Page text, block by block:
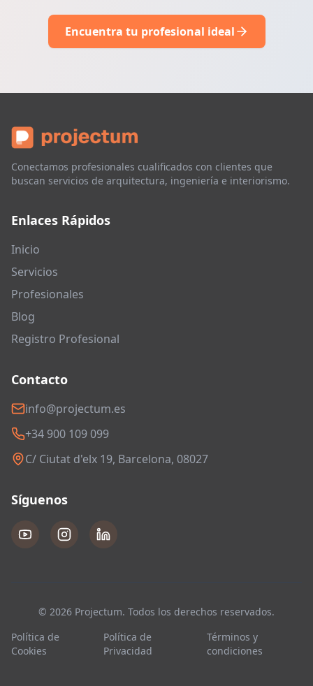
Encuentra tu profesional ideal
Conectamos profesionales cualificados con clientes que
buscan servicios de arquitectura, ingeniería e interiorismo.
Enlaces Rápidos
Inicio
Servicios
Profesionales
Blog
Registro Profesional
Contacto
info@projectum.es
+34 900 109 099
C/ Ciutat d'elx 19, Barcelona, 08027
Síguenos
© 2026 Projectum. Todos los derechos reservados.
Política de
Cookies
Política de
Privacidad
Términos y
condiciones